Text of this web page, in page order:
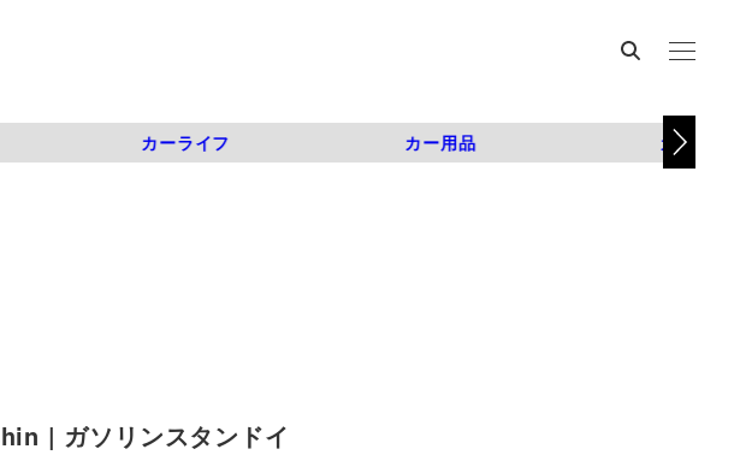
カーライフ カー用品 カスタム
| ガソリンスタンドイ